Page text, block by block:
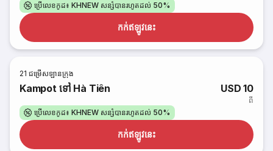
ប្រើលេខកូដ៖ KHNEW សន្សំបានរហូតដល់ 50%
កក់​ឥឡូវនេះ
21 ជម្រើសឡានក្រុង
Kampot ទៅ Hà Tiên USD 10
ពី
ប្រើលេខកូដ៖ KHNEW សន្សំបានរហូតដល់ 50%
កក់​ឥឡូវនេះ